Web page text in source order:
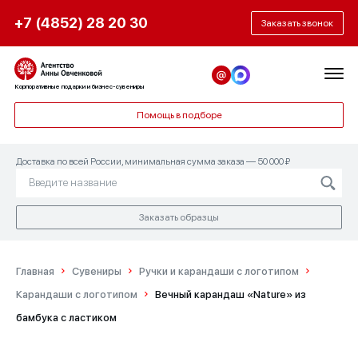
+7 (4852) 28 20 30 Заказать звонок
Корпоративные подарки и бизнес-сувениры
Помощь в подборе
Доставка по всей России, минимальная сумма заказа — 50 000 ₽
Заказать образцы
Главная Сувениры
Ручки и карандаши с логотипом
Карандаши с логотипом
Вечный карандаш «Nature» из
бамбука с ластиком